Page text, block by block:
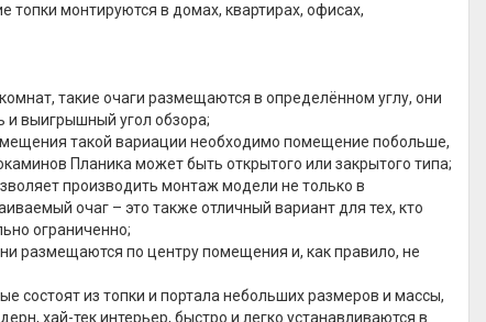
монтируются в домах, квартирах, офисах,
такие очаги размещаются в определённом углу, они
выигрышный угол обзора;
такой вариации необходимо помещение побольше,
Планика может быть открытого или закрытого типа;
производить монтаж модели не только в
очаг – это также отличный вариант для тех, кто
ограниченно;
размещаются по центру помещения и, как правило, не
из топки и портала небольших размеров и массы,
хай-тек интерьер, быстро и легко устанавливаются в